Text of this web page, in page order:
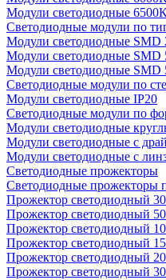
Модули светодиодные
Светодиодные модули по
Модули светодиодные SMD
Модули светодиодные SMD
Модули светодиодные SMD
Светодиодные модули по
Модули светодиодные IP20
Светодиодные модули по
Модули светодиодные
Модули светодиодные с
Модули светодиодные с
Светодиодные прожекторы
Светодиодные прожекторы
Прожектор светодиодный
Прожектор светодиодный
Прожектор светодиодный
Прожектор светодиодный
Прожектор светодиодный
Прожектор светодиодный